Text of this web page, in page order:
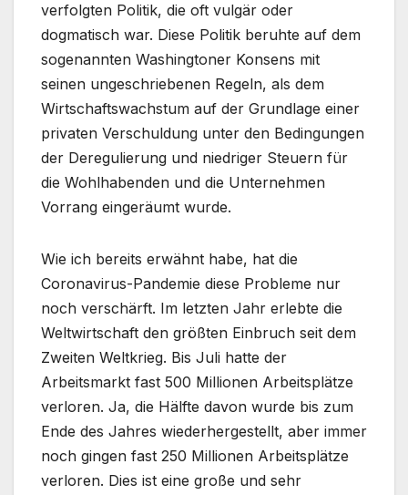
verfolgten Politik, die oft vulgär oder
dogmatisch war. Diese Politik beruhte auf dem
sogenannten Washingtoner Konsens mit
seinen ungeschriebenen Regeln, als dem
Wirtschaftswachstum auf der Grundlage einer
privaten Verschuldung unter den Bedingungen
der Deregulierung und niedriger Steuern für
die Wohlhabenden und die Unternehmen
Vorrang eingeräumt wurde.
Wie ich bereits erwähnt habe, hat die
Coronavirus-Pandemie diese Probleme nur
noch verschärft. Im letzten Jahr erlebte die
Weltwirtschaft den größten Einbruch seit dem
Zweiten Weltkrieg. Bis Juli hatte der
Arbeitsmarkt fast 500 Millionen Arbeitsplätze
verloren. Ja, die Hälfte davon wurde bis zum
Ende des Jahres wiederhergestellt, aber immer
noch gingen fast 250 Millionen Arbeitsplätze
verloren. Dies ist eine große und sehr